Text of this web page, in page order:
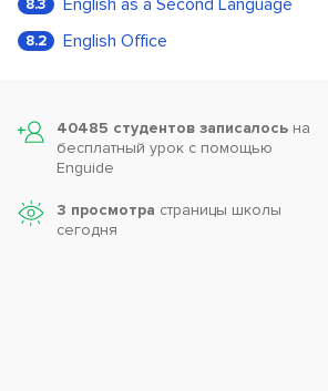
8.3 English as a Second Language
8.2 English Office
40485 студентов записалось на
бесплатный урок с помощью
Enguide
3 просмотра страницы школы
сегодня